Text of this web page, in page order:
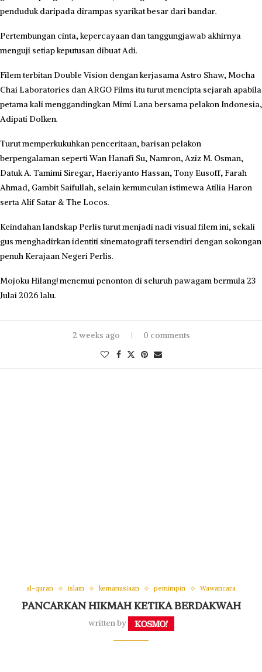
penduduk daripada dirampas syarikat besar dari bandar.
Pertembungan cinta, kepercayaan dan tanggungjawab akhirnya
menguji setiap keputusan dibuat Adi.
Filem terbitan Double Vision dengan kerjasama Astro Shaw, Mocha
Chai Laboratories dan ARGO Films itu turut mencipta sejarah apabila
petama kali menggandingkan Mimi Lana bersama pelakon Indonesia,
Adipati Dolken.
Turut memperkukuhkan penceritaan, barisan pelakon
berpengalaman seperti Wan Hanafi Su, Namron, Aziz M. Osman,
Datuk A. Tamimi Siregar, Haeriyanto Hassan, Tony Eusoff, Farah
Ahmad, Gambit Saifullah, selain kemunculan istimewa Atilia Haron
serta Alif Satar & The Locos.
Keindahan landskap Perlis turut menjadi nadi visual filem ini, sekali
gus menghadirkan identiti sinematografi tersendiri dengan sokongan
penuh Kerajaan Negeri Perlis.
Mojoku Hilang! menemui penonton di seluruh pawagam bermula 23
Julai 2026 lalu.
2 weeks ago 0 comments
al-quran islam kemanusiaan pemimpin Wawancara
PANCARKAN HIKMAH KETIKA BERDAKWAH
written by